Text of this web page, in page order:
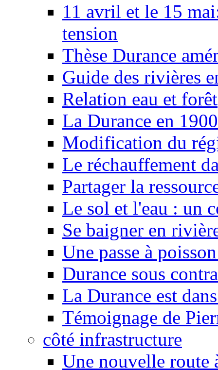
11 avril et le 15
tension
Thèse Durance
Guide des rivières
Relation eau et forêt
La Durance en 1900
Modification du
Le réchauffement
Partager la
Le sol et l'eau : un
Se baigner en
Une passe à
Durance sous
La Durance est
Témoignage de
côté infrastructure
Une nouvelle route